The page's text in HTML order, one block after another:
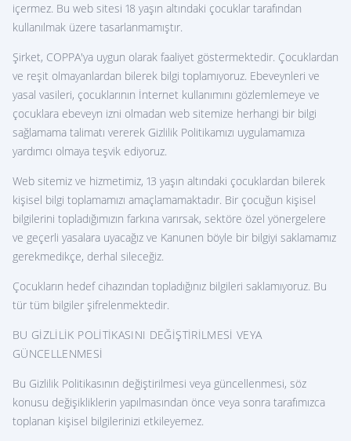
içermez. Bu web sitesi 18 yaşın altındaki çocuklar tarafından
kullanılmak üzere tasarlanmamıştır.
Şirket, COPPA'ya uygun olarak faaliyet göstermektedir. Çocuklardan
ve reşit olmayanlardan bilerek bilgi toplamıyoruz. Ebeveynleri ve
yasal vasileri, çocuklarının İnternet kullanımını gözlemlemeye ve
çocuklara ebeveyn izni olmadan web sitemize herhangi bir bilgi
sağlamama talimatı vererek Gizlilik Politikamızı uygulamamıza
yardımcı olmaya teşvik ediyoruz.
Web sitemiz ve hizmetimiz, 13 yaşın altındaki çocuklardan bilerek
kişisel bilgi toplamamızı amaçlamamaktadır. Bir çocuğun kişisel
bilgilerini topladığımızın farkına varırsak, sektöre özel yönergelere
ve geçerli yasalara uyacağız ve Kanunen böyle bir bilgiyi saklamamız
gerekmedikçe, derhal sileceğiz.
Çocukların hedef cihazından topladığınız bilgileri saklamıyoruz. Bu
tür tüm bilgiler şifrelenmektedir.
BU GIZLILIK POLITIKASINI DEĞIŞTIRILMESI VEYA
GÜNCELLENMESI
Bu Gizlilik Politikasının değiştirilmesi veya güncellenmesi, söz
konusu değişikliklerin yapılmasından önce veya sonra tarafımızca
toplanan kişisel bilgilerinizi etkileyemez.